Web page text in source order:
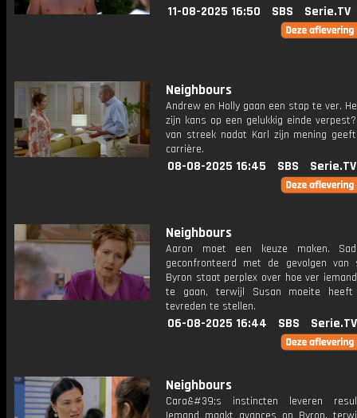
11-08-2025 16:50 SBS Serie.TV
Neighbours
Andrew en Holly gaan een stap te ver.
zijn kans op een gelukkig einde
van streek nadat Karl zijn mening
carrière.
08-08-2025 16:45 SBS Serie.TV
Neighbours
Aaron moet een keuze maken.
geconfronteerd met de gevolgen van
Byron staat perplex over hoe ver
te gaan, terwijl Susan moeite
tevreden te stellen.
06-08-2025 16:44 SBS Serie.TV
Neighbours
Cara&#39;s instincten leveren